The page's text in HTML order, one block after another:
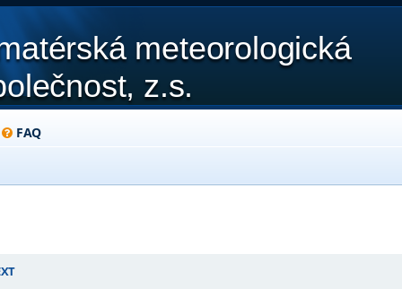
meteorologická
z.s.
FAQ